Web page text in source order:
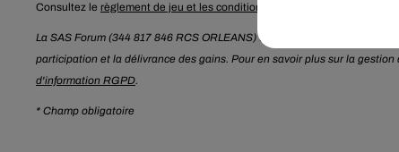
Consultez le règlement de jeu et les conditions de participation
La SAS Forum (344 817 846 RCS ORLEANS) traite les données
participation et la délivrance des gains. Pour en savoir plus sur la
d'information RGPD.
* Champ obligatoire